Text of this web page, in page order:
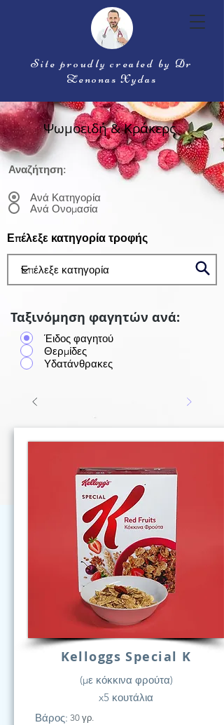
Site proudly created by Dr
Zenonas Xydas
Ψωμοειδή & Κράκερς
Αναζήτηση:
Ανά Κατηγορία
Ανά Ονομασία
Επέλεξε κατηγορία τροφής
Ταξινόμηση φαγητών ανά:
Έιδος φαγητού
Θερμίδες
Υδατάνθρακες
Kelloggs Special K
(με κόκκινα φρούτα)
x5 κουτάλια
Βάρος: 30 γρ.